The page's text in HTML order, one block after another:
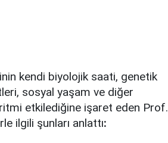
kendi biyolojik saati, genetik
sosyal yaşam ve diğer
etkilediğine işaret eden Prof.
ilgili şunları anlattı: